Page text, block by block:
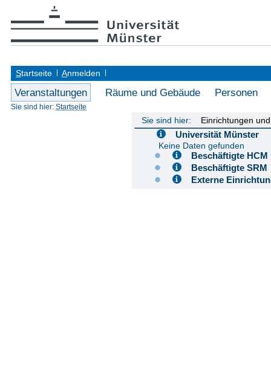
Startseite Anmelden
Veranstaltungen Räume und Gebäude Personen
Sie sind hier: Startseite
Sie sind hier: Einrichtungen
Universität Münster
Keine Daten gefunden
Beschäftigte
Beschäftigte
Externe